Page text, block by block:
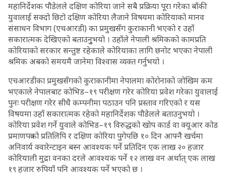
महानिर्देशक पौडेलले दक्षिण कोरिया जाने सबै प्रक्रिया पूरा गरेका बाँकी
युवालाई सक्दो छिटो दक्षिण कोरिया लैजाने विषयमा कोरियाको मानव
संसाधन विभाग (एचआरडी) का प्रमुखसँग कुराकानी भएको र उहाँ
सकारात्मक देखिएको बताउनुुभयो । उहाँले नेपाली श्रमिकको कामप्रति
कोरियाको सरकार सन्तुष्ट रहेकाले कोरियाका लागि छनोट भएका नेपाली
श्रमिक अबको समयमै जानेमा विश्वास व्यक्त गर्नुभयो ।
एचआरडीका प्रमुखसँगको कुराकानीमा नेपालमा कोरोनाको जोखिम कम
भएकाले नेपालबाट कोभिड–१९ परीक्षण गरेर कोरिया प्रवेश गरेका युवालाई
पुनः परीक्षण गरेर सीधै कम्पनीमा पठाउन पनि प्रस्ताव गरिएको र यस
विषयमा उहाँ सकारात्मक रहेको महानिर्देशक पौडेलले बताउनुभयो ।
कोरिया प्रवेश गर्ने युवाले कोभिड–१९ विरुद्धको खोप कार्ड वा क्यूआर कोड
प्रमाणपत्रको प्रतिलिपि र दक्षिण कोरिया पुगेपछि १० दिन आफ्नै खर्चमा
अनिवार्य क्वारेन्टाइन बस्न आवश्यक पर्ने प्रतिदिन एक लाख २० हजार
कोरियाली मुद्रा वनका दरले आवश्यक पर्ने १२ लाख वन अर्थात् एक लाख
१९ हजार रुपियाँ पनि आवश्यक पर्ने भएको छ ।